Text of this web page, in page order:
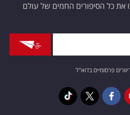
את כל הסיפורים החמים של עולם
פרסומיים בדוא"ל